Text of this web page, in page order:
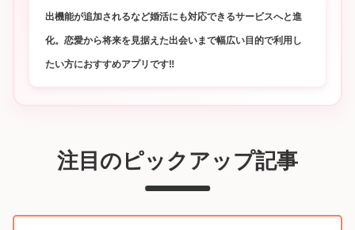
出機能が追加されるなど婚活にも対応できるサービスへと進
化。恋愛から将来を見据えた出会いまで幅広い目的で利用し
たい方におすすめアプリです‼
注目のピックアップ記事